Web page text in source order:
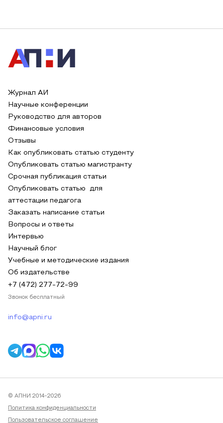
Журнал АИ
Научные конференции
Руководство для авторов
Финансовые условия
Отзывы
Как опубликовать статью студенту
Опубликовать статью магистранту
Срочная публикация статьи
Опубликовать статью для
аттестации педагога
Заказать написание статьи
Вопросы и ответы
Интервью
Научный блог
Учебные и методические издания
Об издательстве
+7 (472) 277-72-99
Звонок бесплатный
info@apni.ru
© АПНИ 2014-2026
Политика конфиденциальности
Пользовательское соглашение